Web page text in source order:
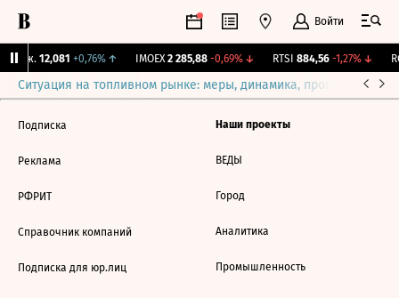
Войти
Бирж. 12,081 +0,76%↑ IMOEX 2 285,88 -0,69%↓ RTSI 884,56 -1,27%↓
Ситуация на топливном рынке: меры, динамика, прогнозы
Подписка
Реклама
РФРИТ
Справочник компаний
Подписка для юр.лиц
Наши проекты
ВЕДЫ
Город
Аналитика
Промышленность